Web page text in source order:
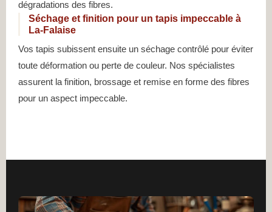
dégradations des fibres.
Séchage et finition pour un tapis impeccable à
La-Falaise
Vos tapis subissent ensuite un séchage contrôlé pour éviter
toute déformation ou perte de couleur. Nos spécialistes
assurent la finition, brossage et remise en forme des fibres
pour un aspect impeccable.